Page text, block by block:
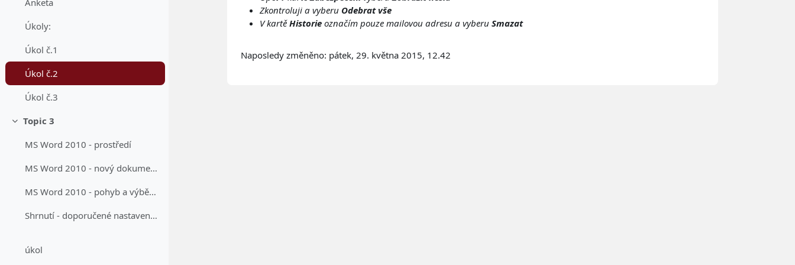
Anketa
Úkoly:
Úkol č.1
Úkol č.2
Úkol č.3
Sbalit
Topic 3
MS Word 2010 - prostředí
MS Word 2010 - nový dokument, šablony
MS Word 2010 - pohyb a výběr v dokumentu
Shrnutí - doporučené nastavení dokumentu
úkol
Zkontroluji a vyberu Odebrat vše
V kartěHistorieoznačím pouze mailovou adresu a vyberu Smazat
Naposledy změněno: pátek, 29. května 2015, 12.42